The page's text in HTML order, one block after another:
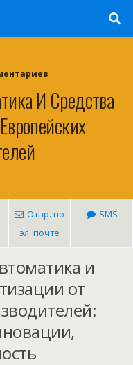
И Средства
Отпр. по
эл. почте
SMS
и
от